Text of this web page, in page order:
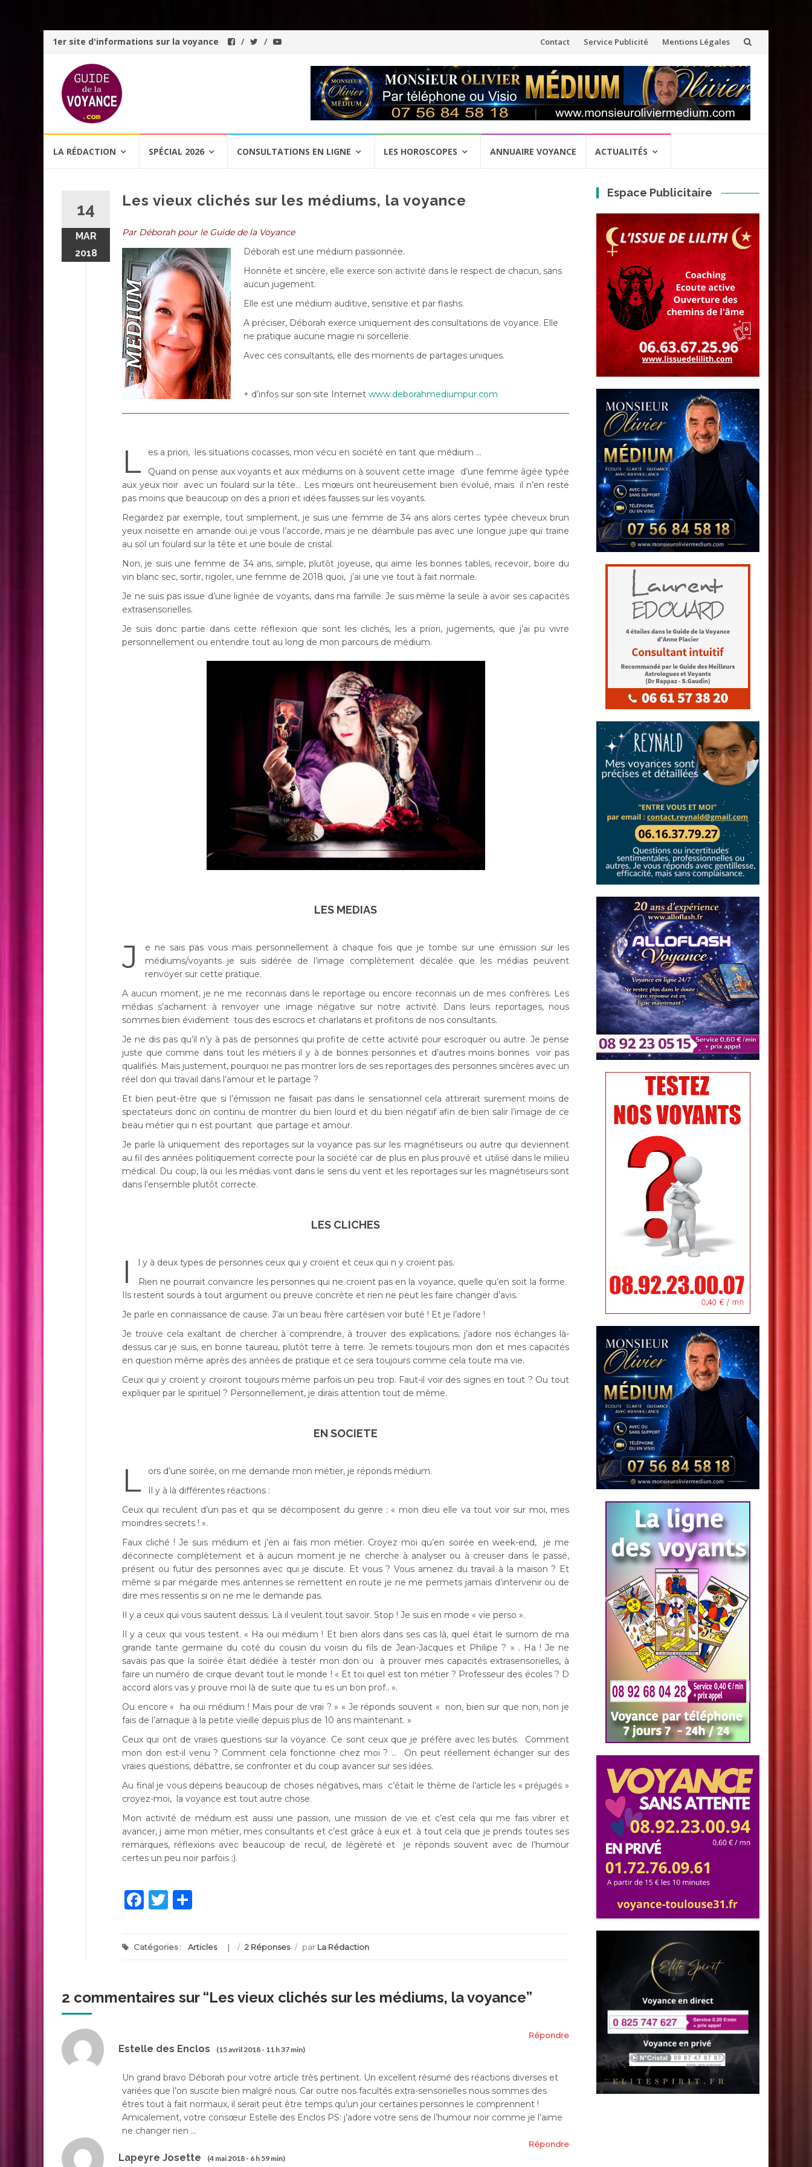
1er site d'informations sur la voyance Aller
au
contenu
Contact Service Publicité Mentions Légales
LA RÉDACTION SPÉCIAL 2026 CONSULTATIONS EN LIGNE LES HOROSCOPES ANNUAIRE VOYANCE ACTUALITÉS
14
MAR
2018
Les vieux clichés sur les médiums, la voyance
Par Déborah pour le Guide de la Voyance
Déborah est une médium passionnée.
Honnête et sincère, elle exerce son activité dans le respect de chacun, sans
aucun jugement.
Elle est une médium auditive, sensitive et par flashs.
A préciser, Déborah exerce uniquement des consultations de voyance. Elle
ne pratique aucune magie ni sorcellerie.
Avec ces consultants, elle des moments de partages uniques.
+ d’infos sur son site Internet www.deborahmediumpur.com
L
es a priori, les situations cocasses, mon vécu en société en tant que médium …
Quand on pense aux voyants et aux médiums on à souvent cette image d’une femme âgée typée
aux yeux noir avec un foulard sur la tête… Les mœurs ont heureusement bien évolué, mais il n’en reste
pas moins que beaucoup on des a priori et idées fausses sur les voyants.
Regardez par exemple, tout simplement, je suis une femme de 34 ans alors certes typée cheveux brun
yeux noisette en amande oui je vous l’accorde, mais je ne déambule pas avec une longue jupe qui traine
au sol un foulard sur la tête et une boule de cristal.
Non, je suis une femme de 34 ans, simple, plutôt joyeuse, qui aime les bonnes tables, recevoir, boire du
vin blanc sec, sortir, rigoler, une femme de 2018 quoi, j’ai une vie tout à fait normale.
Je ne suis pas issue d’une lignée de voyants, dans ma famille. Je suis même la seule à avoir ses capacités
extrasensorielles.
Je suis donc partie dans cette réflexion que sont les clichés, les a priori, jugements, que j’ai pu vivre
personnellement ou entendre tout au long de mon parcours de médium.
LES MEDIAS
J
e ne sais pas vous mais personnellement à chaque fois que je tombe sur une émission sur les
médiums/voyants je suis sidérée de l’image complètement décalée que les médias peuvent
renvoyer sur cette pratique.
A aucun moment, je ne me reconnais dans le reportage ou encore reconnais un de mes confrères. Les
médias s’acharnent à renvoyer une image négative sur notre activité. Dans leurs reportages, nous
sommes bien évidement tous des escrocs et charlatans et profitons de nos consultants.
Je ne dis pas qu’il n’y à pas de personnes qui profite de cette activité pour escroquer ou autre. Je pense
juste que comme dans tout les métiers il y à de bonnes personnes et d’autres moins bonnes voir pas
qualifiés. Mais justement, pourquoi ne pas montrer lors de ses reportages des personnes sincères avec un
réel don qui travail dans l’amour et le partage ?
Et bien peut-être que si l’émission ne faisait pas dans le sensationnel cela attirerait surement moins de
spectateurs donc on continu de montrer du bien lourd et du bien négatif afin de bien salir l’image de ce
beau métier qui n est pourtant que partage et amour.
Je parle là uniquement des reportages sur la voyance pas sur les magnétiseurs ou autre qui deviennent
au fil des années politiquement correcte pour la société car de plus en plus prouvé et utilisé dans le milieu
médical. Du coup, là oui les médias vont dans le sens du vent et les reportages sur les magnétiseurs sont
dans l’ensemble plutôt correcte.
LES CLICHES
I
l y à deux types de personnes ceux qui y croient et ceux qui n y croient pas.
Rien ne pourrait convaincre les personnes qui ne croient pas en la voyance, quelle qu’en soit la forme.
Ils restent sourds à tout argument ou preuve concrète et rien ne peut les faire changer d’avis.
Je parle en connaissance de cause. J’ai un beau frère cartésien voir buté ! Et je l’adore !
Je trouve cela exaltant de chercher à comprendre, à trouver des explications, j’adore nos échanges là-
dessus car je suis, en bonne taureau, plutôt terre à terre. Je remets toujours mon don et mes capacités
en question même après des années de pratique et ce sera toujours comme cela toute ma vie.
Ceux qui y croient y croiront toujours même parfois un peu trop. Faut-il voir des signes en tout ? Ou tout
expliquer par le spirituel ? Personnellement, je dirais attention tout de même.
EN SOCIETE
L
ors d’une soirée, on me demande mon métier, je réponds médium.
Il y à là différentes réactions :
Ceux qui reculent d’un pas et qui se décomposent du genre : « mon dieu elle va tout voir sur moi, mes
moindres secrets ! ».
Faux cliché ! Je suis médium et j’en ai fais mon métier. Croyez moi qu’en soirée en week-end, je me
déconnecte complètement et à aucun moment je ne cherche à analyser ou à creuser dans le passé,
présent ou futur des personnes avec qui je discute. Et vous ? Vous amenez du travail à la maison ? Et
même si par mégarde mes antennes se remettent en route je ne me permets jamais d’intervenir ou de
dire mes ressentis si on ne me le demande pas.
Il y a ceux qui vous sautent dessus. Là il veulent tout savoir. Stop ! Je suis en mode « vie perso ».
Il y a ceux qui vous testent. « Ha oui médium ! Et bien alors dans ses cas là, quel était le surnom de ma
grande tante germaine du coté du cousin du voisin du fils de Jean-Jacques et Philipe ? » . Ha ! Je ne
savais pas que la soirée était dédiée à tester mon don ou à prouver mes capacités extrasensorielles, à
faire un numéro de cirque devant tout le monde ! « Et toi quel est ton métier ? Professeur des écoles ? D
accord alors vas y prouve moi là de suite que tu es un bon prof.. ».
Ou encore « ha oui médium ! Mais pour de vrai ? » « Je réponds souvent « non, bien sur que non, non je
fais de l’arnaque à la petite vieille depuis plus de 10 ans maintenant. »
Ceux qui ont de vraies questions sur la voyance. Ce sont ceux que je préfère avec les butés. Comment
mon don est-il venu ? Comment cela fonctionne chez moi ? … On peut réellement échanger sur des
vraies questions, débattre, se confronter et du coup avancer sur ses idées.
Au final je vous dépeins beaucoup de choses négatives, mais c’était le thème de l’article les « préjugés »
croyez-moi, la voyance est tout autre chose.
Mon activité de médium est aussi une passion, une mission de vie et c’est cela qui me fais vibrer et
avancer, j aime mon métier, mes consultants et c’est grâce à eux et à tout cela que je prends toutes ses
remarques, réflexions avec beaucoup de recul, de légèreté et je réponds souvent avec de l’humour
certes un peu noir parfois ;).
Facebook
Twitter
Catégories : Articles / 2 Réponses / par La Rédaction
2 commentaires sur “Les vieux clichés sur les médiums, la voyance”
Estelle des Enclos (15 avril 2018 - 11 h 37 min)
Répondre
Un grand bravo Déborah pour votre article très pertinent. Un excellent résumé des réactions diverses et
variées que l’on suscite bien malgré nous. Car outre nos facultés extra-sensorielles nous sommes des
êtres tout à fait normaux, il serait peut être temps qu’un jour certaines personnes le comprennent !
Amicalement, votre consœur Estelle des Enclos PS: j’adore votre sens de l’humour noir comme je l’aime
ne changer rien …
Lapeyre Josette (4 mai 2018 - 6 h 59 min)
Répondre
Espace Publicitaire